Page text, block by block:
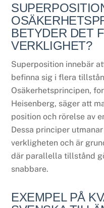
BETYDER DET
VERKLIGHET?
Superposition innebär
befinna sig i flera
Osäkerhetsprincipen,
Heisenberg, säger att
position och rörelse av
Dessa principer
verkligheten och är
där parallella tillstånd
snabbare.
EXEMPEL PÅ